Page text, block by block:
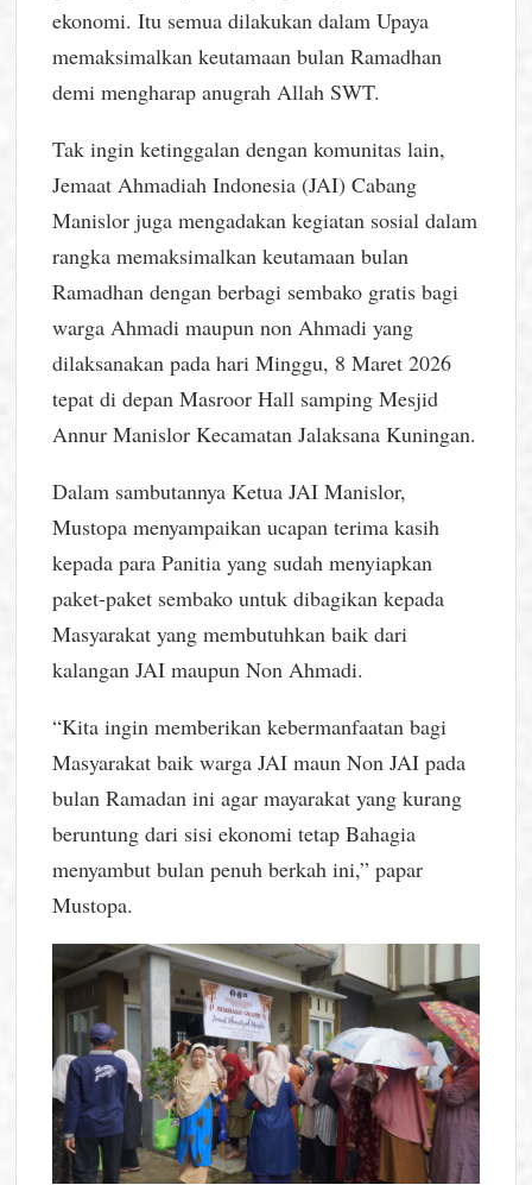
ekonomi. Itu semua dilakukan dalam Upaya
memaksimalkan keutamaan bulan Ramadhan
demi mengharap anugrah Allah SWT.
Tak ingin ketinggalan dengan komunitas lain,
Jemaat Ahmadiah Indonesia (JAI) Cabang
Manislor juga mengadakan kegiatan sosial dalam
rangka memaksimalkan keutamaan bulan
Ramadhan dengan berbagi sembako gratis bagi
warga Ahmadi maupun non Ahmadi yang
dilaksanakan pada hari Minggu, 8 Maret 2026
tepat di depan Masroor Hall samping Mesjid
Annur Manislor Kecamatan Jalaksana Kuningan.
Dalam sambutannya Ketua JAI Manislor,
Mustopa menyampaikan ucapan terima kasih
kepada para Panitia yang sudah menyiapkan
paket-paket sembako untuk dibagikan kepada
Masyarakat yang membutuhkan baik dari
kalangan JAI maupun Non Ahmadi.
“Kita ingin memberikan kebermanfaatan bagi
Masyarakat baik warga JAI maun Non JAI pada
bulan Ramadan ini agar mayarakat yang kurang
beruntung dari sisi ekonomi tetap Bahagia
menyambut bulan penuh berkah ini,” papar
Mustopa.